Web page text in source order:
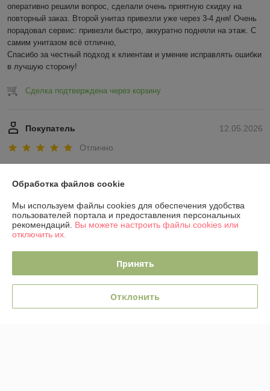
оперативно решили вопрос, сделали очень приятную скидку на
повторный заказ. Второй унитаз привезли уже через 3-4 дня! Очень
порадовал сервис: привезли быстро, аккуратно подняли на этаж. С
самим унитазом всё отлично,
Спасибо за честный подход к клиентам и умение исправлять ошибки
в лучшую сторону!
Сделка подтверждена через корзину
12.05.2026
Покупатель
Отлично
Показать все отзывы
Обработка файлов cookie
Мы используем файлы cookies для обеспечения удобства
пользователей портала и предоставления персональных
рекомендаций. Вы можете настроить файлы cookies или
отключить их.
Принять
Отклонить